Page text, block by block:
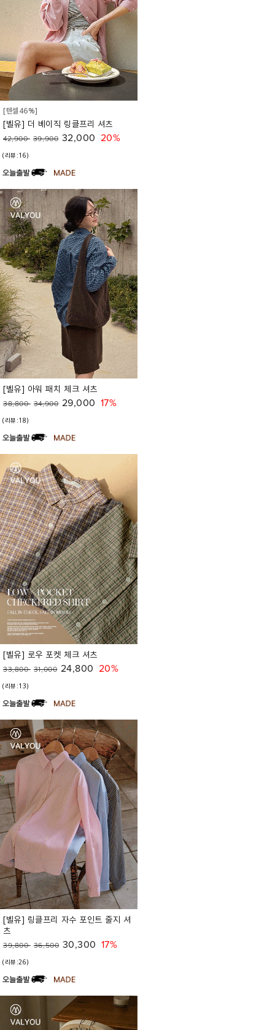
[텐셀46%]
[벨유] 더 베이직 링클프리 셔츠
42,900 39,900 32,000 20%
(리뷰:16)
[벨유] 아워 패치 체크 셔츠
38,800 34,900 29,000 17%
(리뷰:18)
[벨유] 로우 포켓 체크 셔츠
33,800 31,000 24,800 20%
(리뷰:13)
[벨유] 링클프리 자수 포인트 줄지 셔
츠
39,800 36,500 30,300 17%
(리뷰:26)